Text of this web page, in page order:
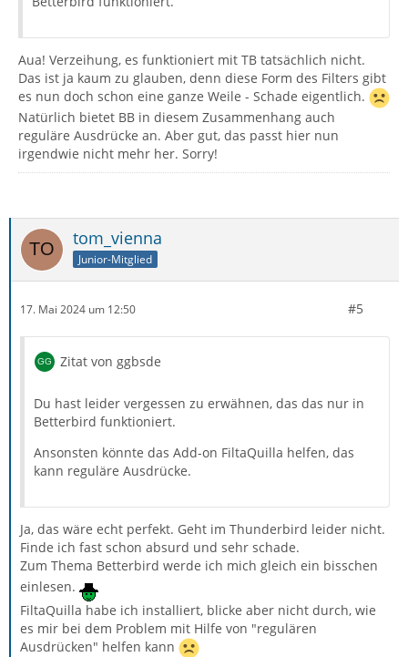
Aua! Verzeihung, es funktioniert mit TB tatsächlich nicht.
Das ist ja kaum zu glauben, denn diese Form des Filters gibt
es nun doch schon eine ganze Weile - Schade eigentlich.
Natürlich bietet BB in diesem Zusammenhang auch
reguläre Ausdrücke an. Aber gut, das passt hier nun
irgendwie nicht mehr her. Sorry!
tom_vienna
Junior-Mitglied
17. Mai 2024 um 12:50 #5
Zitat von ggbsde
Du hast leider vergessen zu erwähnen, das das nur in
Betterbird funktioniert.
Ansonsten könnte das Add-on FiltaQuilla helfen, das
kann reguläre Ausdrücke.
Ja, das wäre echt perfekt. Geht im Thunderbird leider nicht.
Finde ich fast schon absurd und sehr schade.
Zum Thema Betterbird werde ich mich gleich ein bisschen
einlesen.
FiltaQuilla habe ich installiert, blicke aber nicht durch, wie
es mir bei dem Problem mit Hilfe von "regulären
Ausdrücken" helfen kann